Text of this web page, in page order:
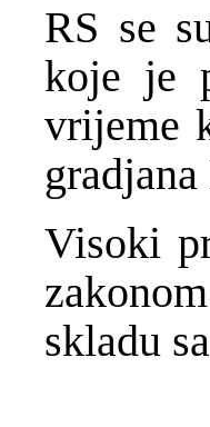
RS se
koje je
vrijeme
gradjana
Visoki
skladu